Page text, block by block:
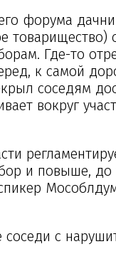
форума
Где-то
к самой
соседям
вокруг
и повыше,
с